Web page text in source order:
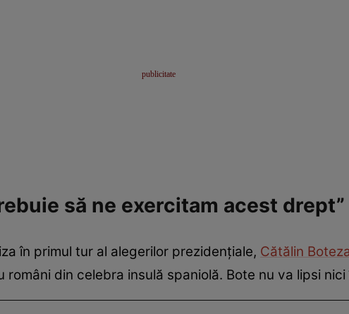
să ne exercitam acest drept”
în primul tur al alegerilor prezidențiale, Cătălin
din celebra insulă spaniolă. Bote nu va lipsi